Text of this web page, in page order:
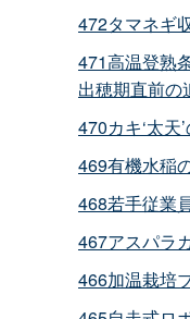
472タマネギ
471高温登熟
出穂期直前の
470カキ‘太天
469有機水稲
468若手従業
467アスパラ
466加温栽培